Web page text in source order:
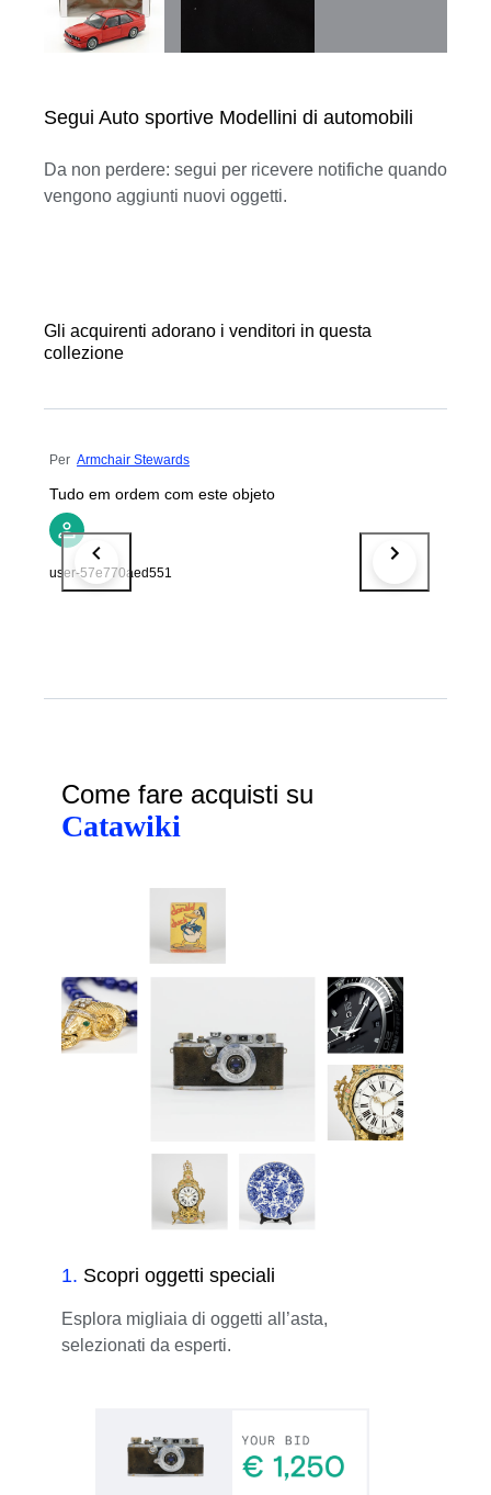
Segui Auto sportive Modellini di automobili
Da non perdere: segui per ricevere notifiche quando
vengono aggiunti nuovi oggetti.
Gli acquirenti adorano i venditori in questa
collezione
Per Armchair Stewards
Tudo em ordem com este objeto
user-57e770aed551
Come fare acquisti su
Catawiki
1. Scopri oggetti speciali
Esplora migliaia di oggetti all’asta,
selezionati da esperti.